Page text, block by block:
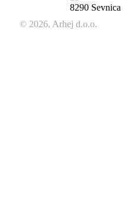
8290 Sevnica
© 2026, Arhej d.o.o.